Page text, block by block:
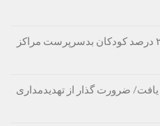
در گفت‌وگو با ایرنا اعلام شد؛ ۲۷ درصد کودکان بدسرپرست مراکز
ضرورت گذار از تهدیدمداری